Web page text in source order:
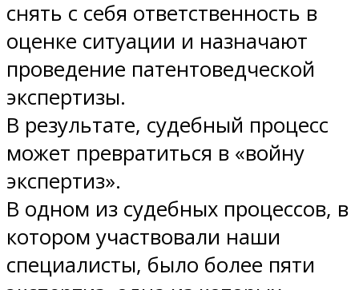
снять с себя ответственность в
оценке ситуации и назначают
проведение патентоведческой
экспертизы.
В результате, судебный процесс
может превратиться в «войну
экспертиз».
В одном из судебных процессов, в
котором участвовали наши
специалисты, было более пяти